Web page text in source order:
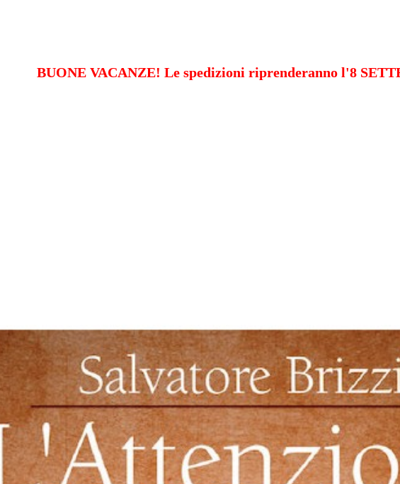
BUONE VACANZE! Le spedizioni riprenderanno l'8